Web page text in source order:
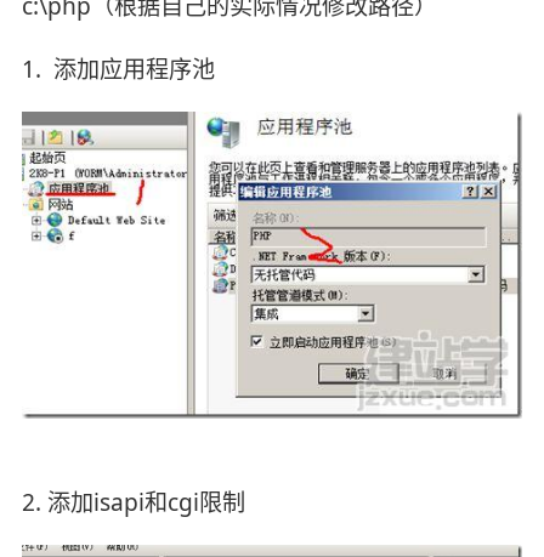
c:\php（根据自己的实际情况修改路径）
1. 添加应用程序池
2. 添加isapi和cgi限制